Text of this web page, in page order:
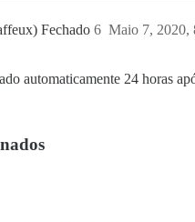
Fechado Maio 7, 2020,
6
automaticamente 24 horas